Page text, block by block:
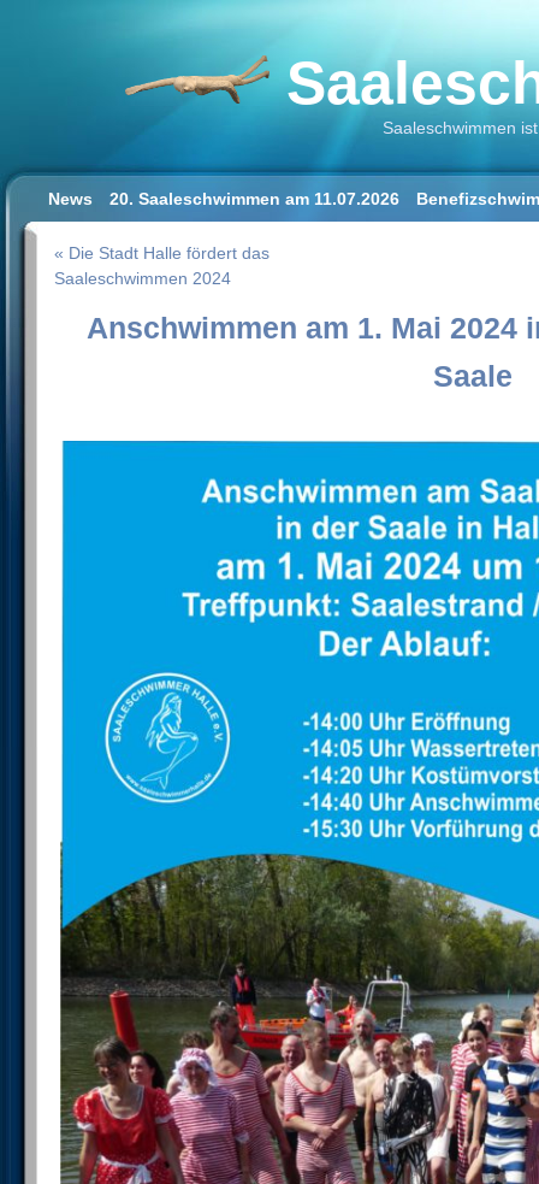
Saaleschwimmen
News 20. Saaleschwimmen am 11.07.2026
Impressum/Datenschutz
« Die Stadt Halle fördert das
Saaleschwimmen 2024
Anschwimmen am 1. Mai 2024
Saale